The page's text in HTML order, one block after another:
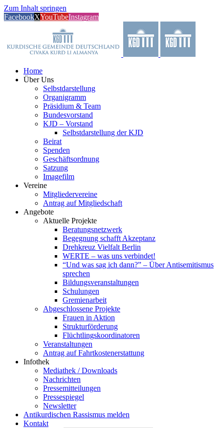
Zum Inhalt springen
FacebookXYouTubeInstagram
Home
Über Uns
Selbstdarstellung
Organigramm
Präsidium & Team
Bundesvorstand
KJD – Vorstand
Selbstdarstellung der KJD
Beirat
Spenden
Geschäftsordnung
Satzung
Imagefilm
Vereine
Mitgliedervereine
Antrag auf Mitgliedschaft
Angebote
Aktuelle Projekte
Beratungsnetzwerk
Begegnung schafft Akzeptanz
Drehkreuz Vielfalt Berlin
WERTE – was uns verbindet!
“Und was sag ich dann?” – Über Antisemitismus
sprechen
Bildungsveranstaltungen
Schulungen
Gremienarbeit
Abgeschlossene Projekte
Frauen in Aktion
Strukturförderung
Flüchtlingskoordinatoren
Veranstaltungen
Antrag auf Fahrtkostenerstattung
Infothek
Mediathek / Downloads
Nachrichten
Pressemitteilungen
Pressespiegel
Newsletter
Antikurdischen Rassismus melden
Kontakt